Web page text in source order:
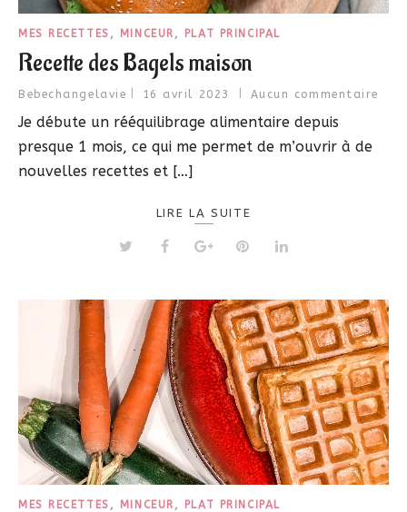
MES RECETTES , MINCEUR , PLAT PRINCIPAL
Recette des Bagels maison
Bebechangelavie 16 avril 2023 Aucun commentaire
Je débute un rééquilibrage alimentaire depuis
presque 1 mois, ce qui me permet de m’ouvrir à de
nouvelles recettes et […]
LIRE LA SUITE
MES RECETTES , MINCEUR , PLAT PRINCIPAL